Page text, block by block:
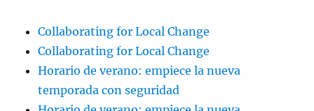
Collaborating for Local Change
Collaborating for Local Change
Horario de verano: empiece la nueva
temporada con seguridad